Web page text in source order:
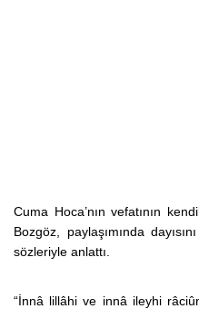
Cuma Hoca’nın vefatının
Bozgöz, paylaşımında
sözleriyle anlattı.
“İnnâ lillâhi ve innâ ileyhi